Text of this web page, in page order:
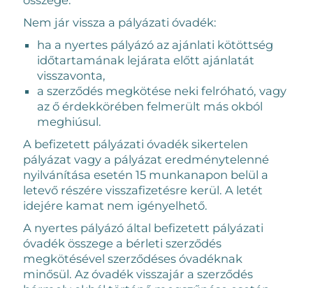
Nem jár vissza a pályázati óvadék:
ha a nyertes pályázó az ajánlati kötöttség
időtartamának lejárata előtt ajánlatát
visszavonta,
a szerződés megkötése neki felróható, vagy
az ő érdekkörében felmerült más okból
meghiúsul.
A befizetett pályázati óvadék sikertelen
pályázat vagy a pályázat eredménytelenné
nyilvánítása esetén 15 munkanapon belül a
letevő részére visszafizetésre kerül. A letét
idejére kamat nem igényelhető.
A nyertes pályázó által befizetett pályázati
óvadék összege a bérleti szerződés
megkötésével szerződéses óvadéknak
minősül. Az óvadék visszajár a szerződés